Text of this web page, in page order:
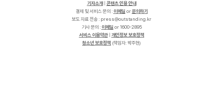
기자소개
콘텐츠 인용 안내
결제 및 서비스 문의 : 이메일 or문의하기
보도 자료 전송 :
r
k
.
g
n
i
d
n
a
t
s
t
u
o
@
s
s
e
r
p
기사 문의 : 이메일 or 1600-2895
서비스 이용약관| 개인정보 보호정책
청소년 보호정책 (책임자: 박주현)